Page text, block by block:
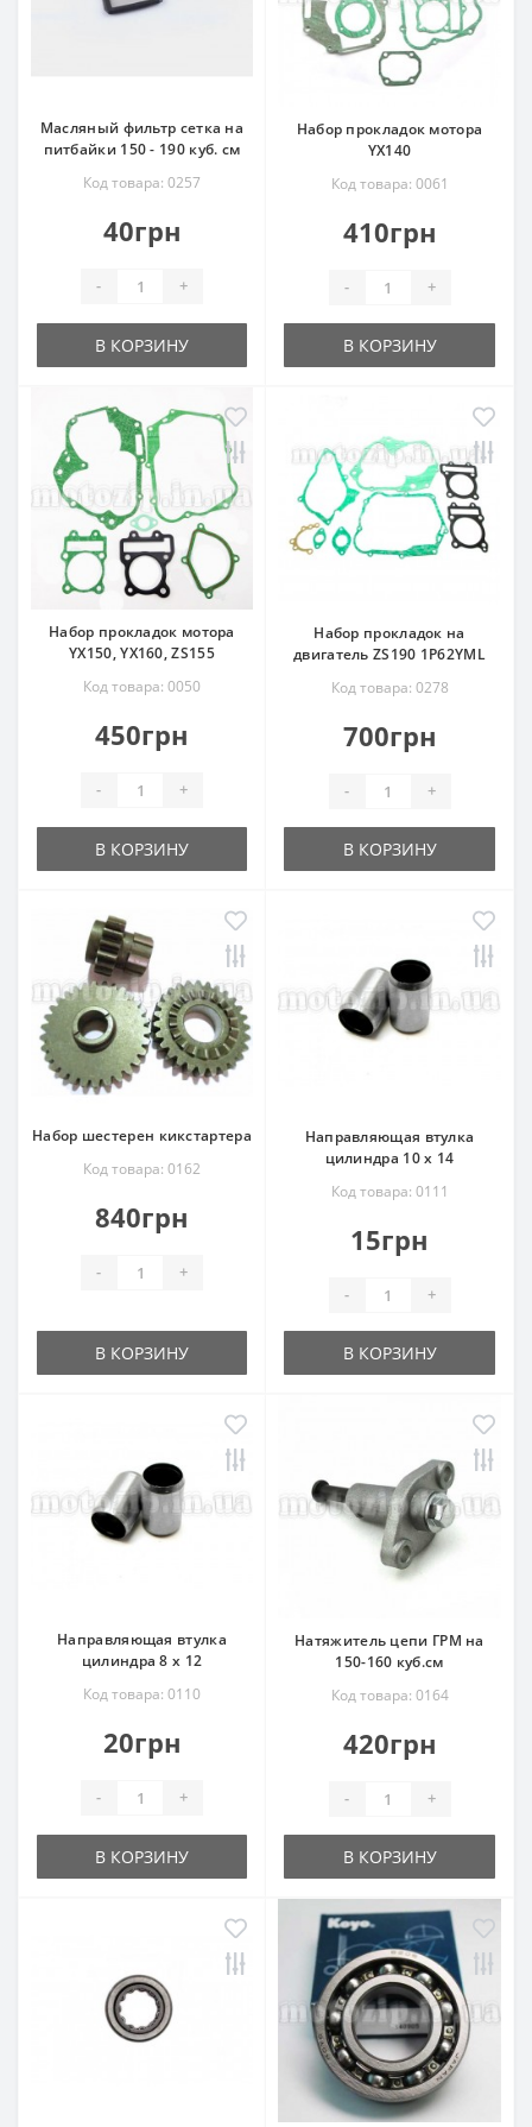
Масляный фильтр сетка на
питбайки 150 - 190 куб. см
Код товара: 0257
40грн
- +
В КОРЗИНУ
Набор прокладок мотора
YX140
Код товара: 0061
410грн
- +
В КОРЗИНУ
Набор прокладок мотора
YX150, YX160, ZS155
Код товара: 0050
450грн
- +
В КОРЗИНУ
Набор прокладок на
двигатель ZS190 1P62YML
Код товара: 0278
700грн
- +
В КОРЗИНУ
Набор шестерен кикстартера
Код товара: 0162
840грн
- +
В КОРЗИНУ
Направляющая втулка
цилиндра 10 х 14
Код товара: 0111
15грн
- +
В КОРЗИНУ
Направляющая втулка
цилиндра 8 х 12
Код товара: 0110
20грн
- +
В КОРЗИНУ
Натяжитель цепи ГРМ на
150-160 куб.см
Код товара: 0164
420грн
- +
В КОРЗИНУ